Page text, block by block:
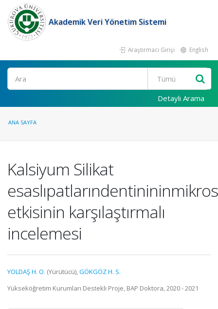
Akademik Veri Yönetim Sistemi
Araştırmacı Girişi English
Ara
Detaylı Arama
ANA SAYFA
Kalsiyum Silikat
etkisinin karşılaştırmalı
incelemesi
YOLDAŞ H. O. (Yürütücü),GÖKGÖZ H. S.
Yükseköğretim Kurumları Destekli Proje, BAP Doktora, 2020 - 2021